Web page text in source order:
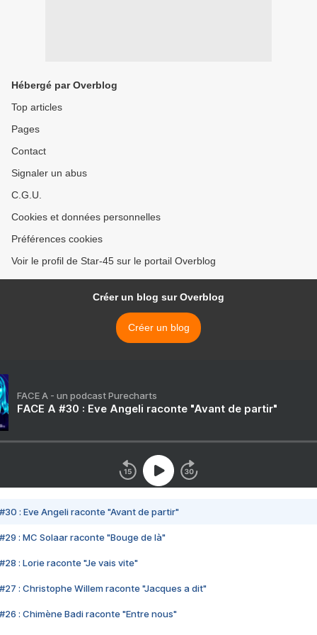
Hébergé par Overblog
Top articles
Pages
Contact
Signaler un abus
C.G.U.
Cookies et données personnelles
Préférences cookies
Voir le profil de Star-45 sur le portail Overblog
Créer un blog sur Overblog
Créer un blog
FACE A - un podcast Purecharts
FACE A #30 : Eve Angeli raconte "Avant de partir"
#30 : Eve Angeli raconte "Avant de partir"
#29 : MC Solaar raconte "Bouge de là"
#28 : Lorie raconte "Je vais vite"
#27 : Christophe Willem raconte "Jacques a dit"
#26 : Chimène Badi raconte "Entre nous"